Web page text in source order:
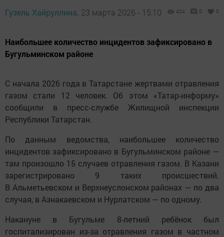
Гузель Хайруллина, 23 марта 2026 - 15:10 424 0 0
Наибольшее количество инцидентов зафиксировано в
Бугульминском районе
С начала 2026 года в Татарстане жертвами отравления
газом стали 12 человек. Об этом «Татар-информу»
сообщили в пресс-службе Жилищной инспекции
Республики Татарстан.
По данным ведомства, наибольшее количество
инцидентов зафиксировано в Бугульминском районе —
там произошло 15 случаев отравления газом. В Казани
зарегистрировано 9 таких происшествий.
В Альметьевском и Верхнеуслонском районах — по два
случая, в Азнакаевском и Нурлатском — по одному.
Накануне в Бугульме 8-летний ребёнок был
госпитализирован из-за отравления газом в частном